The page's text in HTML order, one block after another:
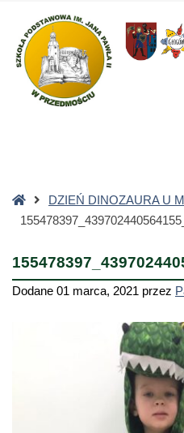
Szkoła
Podstawowa
Strona
główna
DZIEŃ DINOZAURA U
Dodane 01 marca, 2021 przez